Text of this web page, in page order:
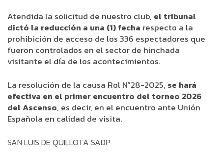
Atendida la solicitud de nuestro club, el tribunal
dictó la reducción a una (1) fecha respecto a la
prohibición de acceso de los 336 espectadores que
fueron controlados en el sector de hinchada
visitante el día de los acontecimientos.
La resolución de la causa Rol N°28-2025, se hará
efectiva en el primer encuentro del torneo 2026
del Ascenso, es decir, en el encuentro ante Unión
Española en calidad de visita.
SAN LUIS DE QUILLOTA SADP